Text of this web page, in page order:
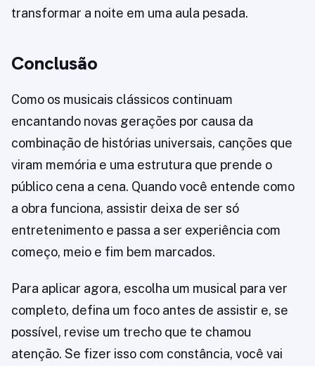
transformar a noite em uma aula pesada.
Conclusão
Como os musicais clássicos continuam
encantando novas gerações por causa da
combinação de histórias universais, canções que
viram memória e uma estrutura que prende o
público cena a cena. Quando você entende como
a obra funciona, assistir deixa de ser só
entretenimento e passa a ser experiência com
começo, meio e fim bem marcados.
Para aplicar agora, escolha um musical para ver
completo, defina um foco antes de assistir e, se
possível, revise um trecho que te chamou
atenção. Se fizer isso com constância, você vai